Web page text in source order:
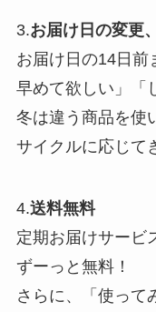
3.お届け日の変更
お届け日の14日前
早めて欲しい」「
冬は違う商品を使
サイクルに応じて
4.送料無料
定期お届けサービ
ずーっと無料！
さらに、「使って